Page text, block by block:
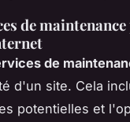
de
de
d'un site. Cela
potentielles et